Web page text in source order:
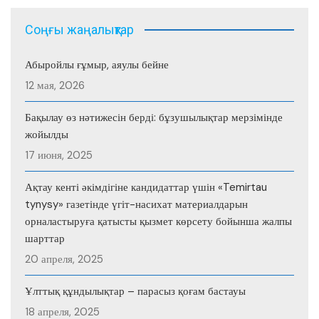
Соңғы жаңалықтар
Абыройлы ғұмыр, аяулы бейне
12 мая, 2026
Бақылау өз нәтижесін берді: бұзушылықтар мерзімінде
жойылды
17 июня, 2025
Ақтау кенті әкімдігіне кандидаттар үшін «Temirtau
tynysy» газетінде үгіт-насихат материалдарын
орналастыруға қатысты қызмет көрсету бойынша жалпы
шарттар
20 апреля, 2025
Ұлттық құндылықтар – парасыз қоғам бастауы
18 апреля, 2025